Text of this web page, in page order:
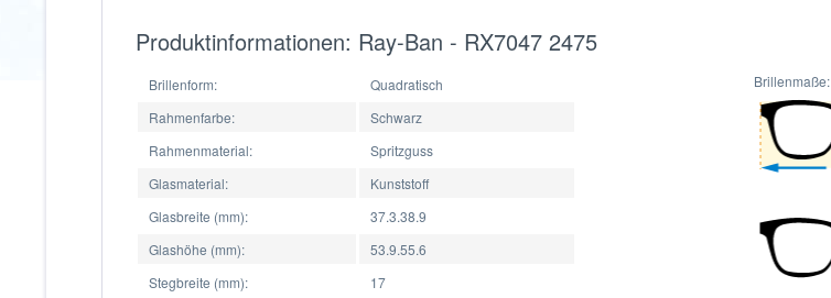
Produktinformationen: Ray-Ban - RX7047 2475
Brillenform:
Quadratisch
Rahmenfarbe:
Schwarz
Rahmenmaterial:
Spritzguss
Glasmaterial:
Kunststoff
Glasbreite (mm):
37.3.38.9
Glashöhe (mm):
53.9.55.6
Stegbreite (mm):
17
Brillenmaße: